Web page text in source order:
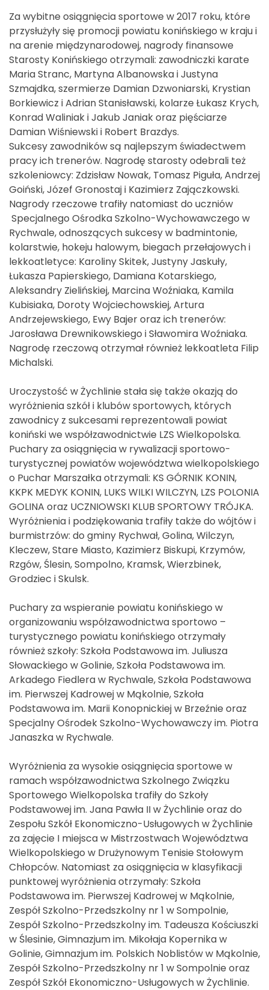
Za wybitne osiągnięcia sportowe w 2017 roku, które
przysłużyły się promocji powiatu konińskiego w kraju i
na arenie międzynarodowej, nagrody finansowe
Starosty Konińskiego otrzymali: zawodniczki karate
Maria Stranc, Martyna Albanowska i Justyna
Szmajdka, szermierze Damian Dzwoniarski, Krystian
Borkiewicz i Adrian Stanisławski, kolarze Łukasz Krych,
Konrad Waliniak i Jakub Janiak oraz pięściarze
Damian Wiśniewski i Robert Brazdys.
Sukcesy zawodników są najlepszym świadectwem
pracy ich trenerów. Nagrodę starosty odebrali też
szkoleniowcy: Zdzisław Nowak, Tomasz Piguła, Andrzej
Goiński, Józef Gronostaj i Kazimierz Zajączkowski.
Nagrody rzeczowe trafiły natomiast do uczniów
Specjalnego Ośrodka Szkolno-Wychowawczego w
Rychwale, odnoszących sukcesy w badmintonie,
kolarstwie, hokeju halowym, biegach przełajowych i
lekkoatletyce: Karoliny Skitek, Justyny Jaskuły,
Łukasza Papierskiego, Damiana Kotarskiego,
Aleksandry Zielińskiej, Marcina Woźniaka, Kamila
Kubisiaka, Doroty Wojciechowskiej, Artura
Andrzejewskiego, Ewy Bajer oraz ich trenerów:
Jarosława Drewnikowskiego i Sławomira Woźniaka.
Nagrodę rzeczową otrzymał również lekkoatleta Filip
Michalski.
Uroczystość w Żychlinie stała się także okazją do
wyróżnienia szkół i klubów sportowych, których
zawodnicy z sukcesami reprezentowali powiat
koniński we współzawodnictwie LZS Wielkopolska.
Puchary za osiągnięcia w rywalizacji sportowo-
turystycznej powiatów województwa wielkopolskiego
o Puchar Marszałka otrzymali: KS GÓRNIK KONIN,
KKPK MEDYK KONIN, LUKS WILKI WILCZYN, LZS POLONIA
GOLINA oraz UCZNIOWSKI KLUB SPORTOWY TRÓJKA.
Wyróżnienia i podziękowania trafiły także do wójtów i
burmistrzów: do gminy Rychwał, Golina, Wilczyn,
Kleczew, Stare Miasto, Kazimierz Biskupi, Krzymów,
Rzgów, Ślesin, Sompolno, Kramsk, Wierzbinek,
Grodziec i Skulsk.
Puchary za wspieranie powiatu konińskiego w
organizowaniu współzawodnictwa sportowo –
turystycznego powiatu konińskiego otrzymały
również szkoły: Szkoła Podstawowa im. Juliusza
Słowackiego w Golinie, Szkoła Podstawowa im.
Arkadego Fiedlera w Rychwale, Szkoła Podstawowa
im. Pierwszej Kadrowej w Mąkolnie, Szkoła
Podstawowa im. Marii Konopnickiej w Brzeźnie oraz
Specjalny Ośrodek Szkolno-Wychowawczy im. Piotra
Janaszka w Rychwale.
Wyróżnienia za wysokie osiągnięcia sportowe w
ramach współzawodnictwa Szkolnego Związku
Sportowego Wielkopolska trafiły do Szkoły
Podstawowej im. Jana Pawła II w Żychlinie oraz do
Zespołu Szkół Ekonomiczno-Usługowych w Żychlinie
za zajęcie I miejsca w Mistrzostwach Województwa
Wielkopolskiego w Drużynowym Tenisie Stołowym
Chłopców. Natomiast za osiągnięcia w klasyfikacji
punktowej wyróżnienia otrzymały: Szkoła
Podstawowa im. Pierwszej Kadrowej w Mąkolnie,
Zespół Szkolno-Przedszkolny nr 1 w Sompolnie,
Zespół Szkolno-Przedszkolny im. Tadeusza Kościuszki
w Ślesinie, Gimnazjum im. Mikołaja Kopernika w
Golinie, Gimnazjum im. Polskich Noblistów w Mąkolnie,
Zespół Szkolno-Przedszkolny nr 1 w Sompolnie oraz
Zespół Szkół Ekonomiczno-Usługowych w Żychlinie.